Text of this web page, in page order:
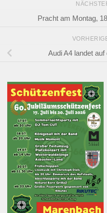
Pracht am Montag,
Audi A4 landet